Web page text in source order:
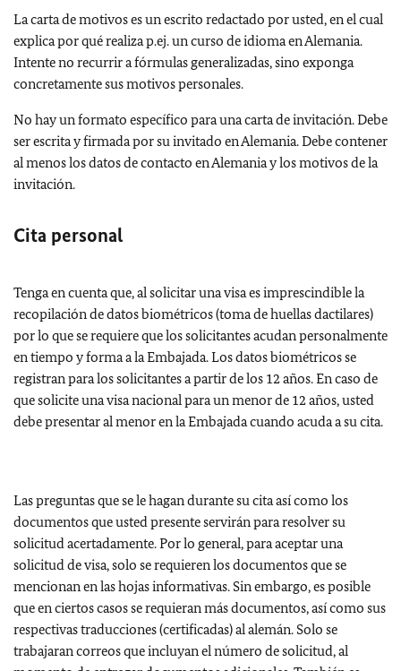
La carta de motivos es un escrito redactado por usted, en el cual
explica por qué realiza p.ej. un curso de idioma en Alemania.
Intente no recurrir a fórmulas generalizadas, sino exponga
concretamente sus motivos personales.
No hay un formato específico para una carta de invitación. Debe
ser escrita y firmada por su invitado en Alemania. Debe contener
al menos los datos de contacto en Alemania y los motivos de la
invitación.
Cita personal
Tenga en cuenta que, al solicitar una visa es imprescindible la
recopilación de datos biométricos (toma de huellas dactilares)
por lo que se requiere que los solicitantes acudan personalmente
en tiempo y forma a la Embajada. Los datos biométricos se
registran para los solicitantes a partir de los 12 años. En caso de
que solicite una visa nacional para un menor de 12 años, usted
debe presentar al menor en la Embajada cuando acuda a su cita.
Las preguntas que se le hagan durante su cita así como los
documentos que usted presente servirán para resolver su
solicitud acertadamente. Por lo general, para aceptar una
solicitud de visa, solo se requieren los documentos que se
mencionan en las hojas informativas. Sin embargo, es posible
que en ciertos casos se requieran más documentos, así como sus
respectivas traducciones (certificadas) al alemán. Solo se
trabajaran correos que incluyan el número de solicitud, al